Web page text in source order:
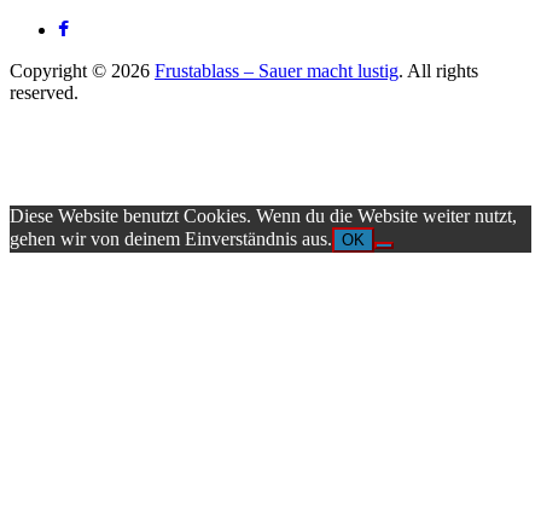
Copyright © 2026 Frustablass – Sauer macht lustig. All rights
reserved.
Diese Website benutzt Cookies. Wenn du die Website weiter nutzt,
gehen wir von deinem Einverständnis aus. OK